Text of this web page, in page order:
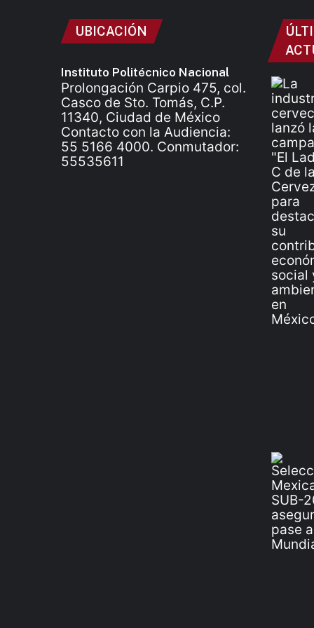
UBICACIÓN
Instituto Politécnico Nacional
Prolongación Carpio 475, col.
Casco de Sto. Tomás, C.P.
11340, Ciudad de México
Contacto con la Audiencia:
55 5166 4000. Conmutador:
55535611